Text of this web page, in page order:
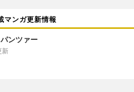
マンガ更新情報
ンツァー
新